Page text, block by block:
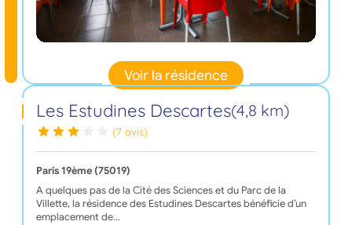
Voir la résidence
Les Estudines Descartes(4,8 km)
(7 avis)
Paris 19ème (75019)
A quelques pas de la Cité des Sciences et du Parc de la
Villette, la résidence des Estudines Descartes bénéficie d’un
emplacement de…